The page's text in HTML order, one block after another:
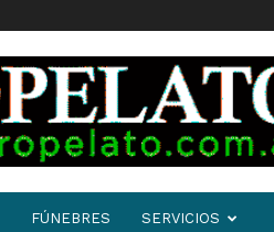
FÚNEBRES SERVICIOS